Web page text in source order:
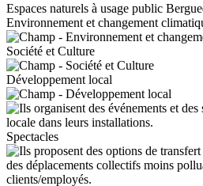
Espaces naturels à usage public
Environnement et changement
Société et Culture
Développement local
Spectacles